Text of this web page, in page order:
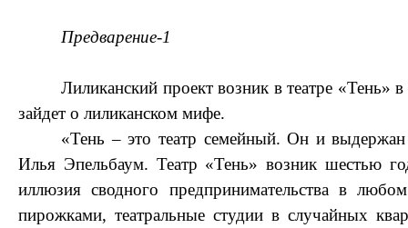
Предварение-1
Лиликанский проект возник в театре «Тень»
зайдет о лиликанском мифе.
«Тень – это театр семейный. Он и
Илья Эпельбаум. Театр «Тень» возник шестью
иллюзия сводного предпринимательства в
пирожками, театральные студии в случайных